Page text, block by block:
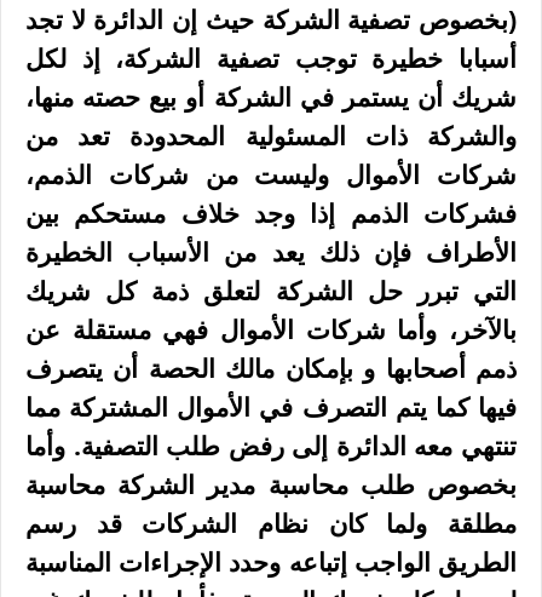
(بخصوص تصفية الشركة حيث إن الدائرة لا تجد
أسبابا خطيرة توجب تصفية الشركة، إذ لكل
شريك أن يستمر في الشركة أو بيع حصته منها،
والشركة ذات المسئولية المحدودة تعد من
شركات الأموال وليست من شركات الذمم،
فشركات الذمم إذا وجد خلاف مستحكم بين
الأطراف فإن ذلك يعد من الأسباب الخطيرة
التي تبرر حل الشركة لتعلق ذمة كل شريك
بالآخر، وأما شركات الأموال فهي مستقلة عن
ذمم أصحابها و بإمكان مالك الحصة أن يتصرف
فيها كما يتم التصرف في الأموال المشتركة مما
تنتهي معه الدائرة إلى رفض طلب التصفية. وأما
بخصوص طلب محاسبة مدير الشركة محاسبة
مطلقة ولما كان نظام الشركات قد رسم
الطريق الواجب إتباعه وحدد الإجراءات المناسبة